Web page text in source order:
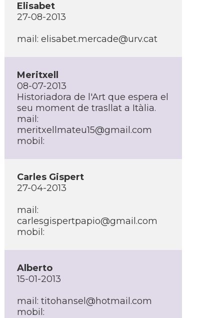
Elisabet
27-08-2013
mail: elisabet.mercade@urv.cat
Meritxell
08-07-2013
Historiadora de l'Art que espera el
seu moment de trasllat a Itàlia.
mail:
meritxellmateu15@gmail.com
mobil:
Carles Gispert
27-04-2013
mail:
carlesgispertpapio@gmail.com
mobil:
Alberto
15-01-2013
mail: titohansel@hotmail.com
mobil: